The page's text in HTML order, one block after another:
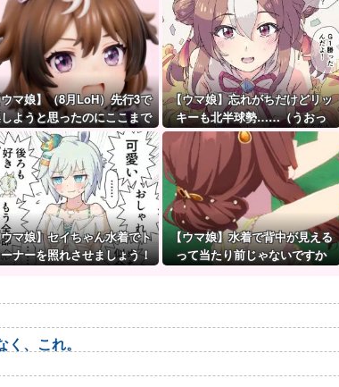
マ娘】（8月LoH）先行3で
ようと思ったのにここまで
が変わるとは思わなかった
のだ…
【ウマ娘】忘れがちだけどリッ
キーも北半球勢……（うおっ
マ娘】セイちゃん水着でト
ナーを照れさせましょう！
【ウマ娘】水着で背中が見える
って当たり前じゃないですか
、これ。